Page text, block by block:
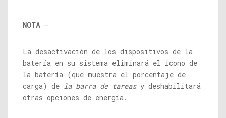
NOTA–
La desactivación de los dispositivos de la
batería en su sistema eliminará el icono de
la batería (que muestra el porcentaje de
carga) de la barra de tareasy deshabilitará
otras opciones de energía.